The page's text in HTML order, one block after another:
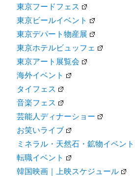
東京フードフェス
東京ビールイベント
東京デパート物産展
東京ホテルビュッフェ
東京アート展覧会
海外イベント
タイフェス
音楽フェス
芸能人ディナーショー
お笑いライブ
ミネラル・天然石・鉱物イベント
転職イベント
韓国映画｜上映スケジュール